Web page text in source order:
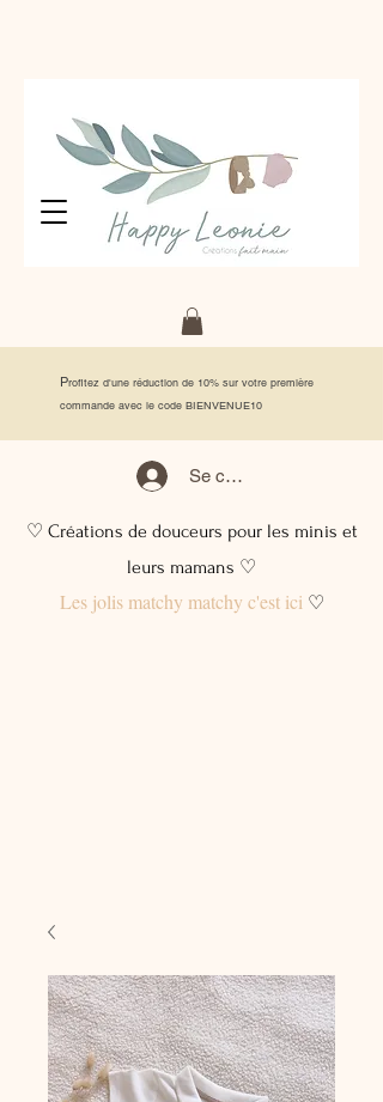
Profitez d'une réduction de 10% sur votre première
commande avec le code BIENVENUE10
Se connecter
♡ Créations de douceurs pour les minis et
leurs mamans ♡
Les jolis matchy matchy c'est ici♡